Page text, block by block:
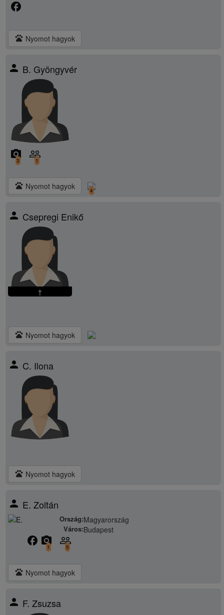
facebook
pets Nyomot hagyok
person B. Gyöngyvér
camera_alt
3
people_outline
1
pets Nyomot hagyok 4
person Csepregi Enikő
†
pets Nyomot hagyok
person C. Ilona
pets Nyomot hagyok
person E. Zoltán
Ország:Magyarország
Város:Budapest
facebook camera_alt
1
people_outline
5
pets Nyomot hagyok
person F. Zsuzsa